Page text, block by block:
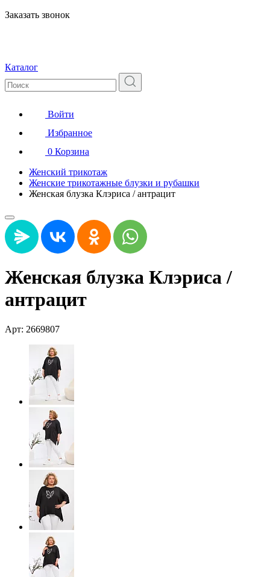
Заказать звонок
Каталог
Войти
Избранное
0 Корзина
Женский трикотаж
Женские трикотажные блузки и рубашки
Женская блузка Клэриса / антрацит
Женская блузка Клэриса /
антрацит
Арт: 2669807